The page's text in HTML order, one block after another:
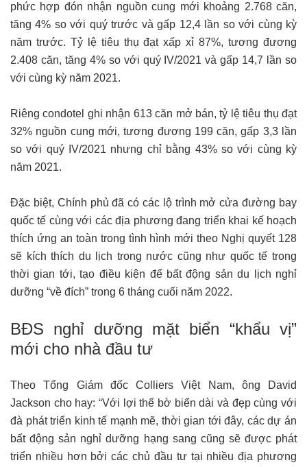
phức hợp đón nhận nguồn cung mới khoảng 2.768 căn,
tăng 4% so với quý trước và gấp 12,4 lần so với cùng kỳ
năm trước. Tỷ lệ tiêu thụ đạt xấp xỉ 87%, tương đương
2.408 căn, tăng 4% so với quý IV/2021 và gấp 14,7 lần so
với cùng kỳ năm 2021.
Riêng condotel ghi nhận 613 căn mở bán, tỷ lệ tiêu thụ đạt
32% nguồn cung mới, tương đương 199 căn, gấp 3,3 lần
so với quý IV/2021 nhưng chỉ bằng 43% so với cùng kỳ
năm 2021.
Đặc biệt, Chính phủ đã có các lộ trình mở cửa đường bay
quốc tế cùng với các địa phương đang triển khai kế hoạch
thích ứng an toàn trong tình hình mới theo Nghị quyết 128
sẽ kích thích du lịch trong nước cũng như quốc tế trong
thời gian tới, tạo điều kiện để bất động sản du lịch nghỉ
dưỡng “về đích” trong 6 tháng cuối năm 2022.
BĐS nghỉ dưỡng mặt biển “khẩu vị”
mới cho nhà đầu tư
Theo Tổng Giám đốc Colliers Việt Nam, ông David
Jackson cho hay: “Với lợi thế bờ biển dài và đẹp cùng với
đà phát triển kinh tế mạnh mẽ, thời gian tới đây, các dự án
bất động sản nghỉ dưỡng hạng sang cũng sẽ được phát
triển nhiều hơn bởi các chủ đầu tư tại nhiều địa phương